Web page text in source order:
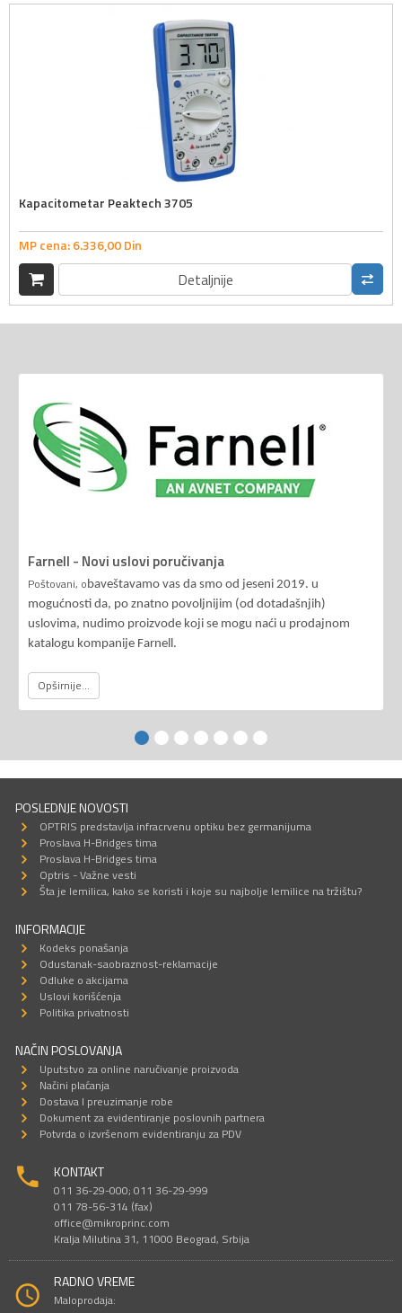
Kapacitometar Peaktech 3705
MP cena:6.336,00Din
Detaljnije
Farnell - Novi uslovi poručivanja
Poštovani, o baveštavamo vas da smo od jeseni 2019. u
mogućnosti da, po znatno povoljnijim (od dotadašnjih)
uslovima, nudimo proizvode koji se mogu naći u prodajnom
katalogu kompanije Farnell.
Opširnije...
POSLEDNJE NOVOSTI
OPTRIS predstavlja infracrvenu optiku bez germanijuma
Proslava H-Bridges tima
Proslava H-Bridges tima
Optris - Važne vesti
Šta je lemilica, kako se koristi i koje su najbolje lemilice na tržištu?
INFORMACIJE
Kodeks ponašanja
Odustanak-saobraznost-reklamacije
Odluke o akcijama
Uslovi korišćenja
Politika privatnosti
NAČIN POSLOVANJA
Uputstvo za online naručivanje proizvoda
Načini plaćanja
Dostava I preuzimanje robe
Dokument za evidentiranje poslovnih partnera
Potvrda o izvršenom evidentiranju za PDV
KONTAKT
011 36-29-000; 011 36-29-999
011 78-56-314 (fax)
office@mikroprinc.com
Kralja Milutina 31, 11000 Beograd, Srbija
RADNO VREME
Maloprodaja: